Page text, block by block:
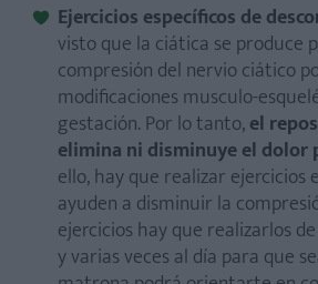
Ejercicios específicos de
visto que la ciática se produce
compresión del nervio ciático
modificaciones musculo-
gestación. Por lo tanto,el
elimina ni disminuye el dolor
ello, hay que realizar ejercicios
ayuden a disminuir la
ejercicios hay que realizarlos
y varias veces al día para que